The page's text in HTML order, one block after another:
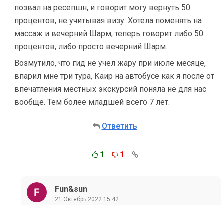
позвал на ресепшн, и говорит могу вернуть 50
процентов, не учитывая визу. Хотела поменять на
массаж и вечерний Шарм, теперь говорит либо 50
процентов, либо просто вечерний Шарм.
Возмутило, что гид не учел жару при июле месяце,
впарил мне три тура, Каир на автобусе как я после от
впечатления местных экскурсий поняла не для нас
вообще. Тем более младшей всего 7 лет.
Ответить
1 1
Fun&sun
21 Октябрь 2022 15:42